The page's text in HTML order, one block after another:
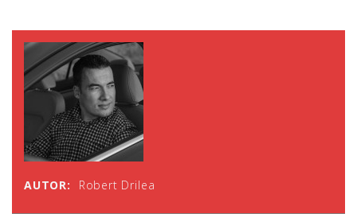
AUTOR: Robert Drilea